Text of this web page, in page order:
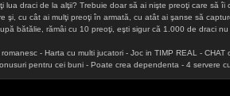
lua draci de la alţii? Trebuie doar să ai nişte preoţi care să
şi, cu cât ai mulţi preoţi în armată, cu atât ai şanse să
bătălie, rămâi cu 10 preoţi, eşti sigur că 1.000 de draci
- Harta cu multi jucatori - Joc in TIMP REAL -
pentru cei buni - Poate crea dependenta - 4 servere